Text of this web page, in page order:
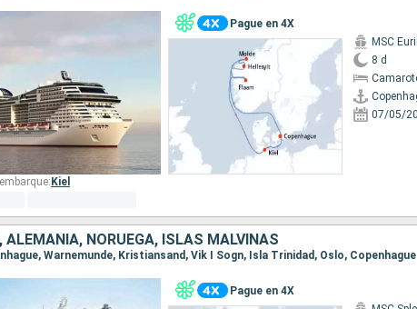
Pague en 4X
MSC
8 d
07/05/
Kiel
ALEMANIA, NORUEGA, ISLAS MALVINAS
Warnemunde, Kristiansand, Vik I Sogn, Isla Trinidad, Oslo, Copenhague
Pague en 4X